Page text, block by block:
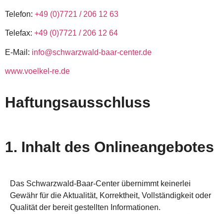
Telefon: +49 (0)7721 / 206 12 63
Telefax: +49 (0)7721 / 206 12 64
E-Mail: info@schwarzwald-baar-center.de
www.voelkel-re.de
Haftungsausschluss
1. Inhalt des Onlineangebotes
Das Schwarzwald-Baar-Center übernimmt keinerlei
Gewähr für die Aktualität, Korrektheit, Vollständigkeit oder
Qualität der bereit gestellten Informationen.